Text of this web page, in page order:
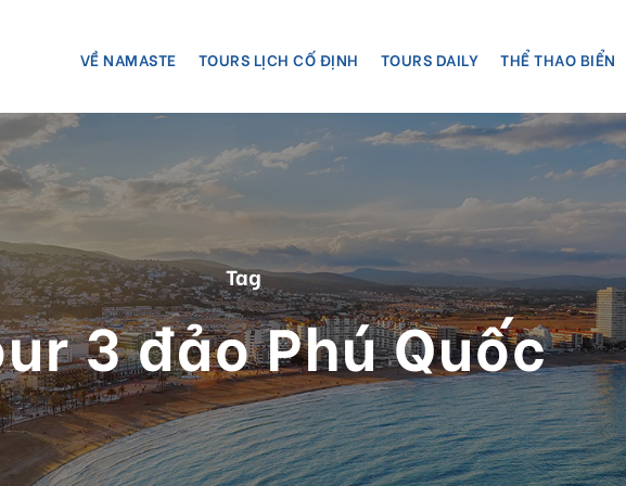
VỀ NAMASTE TOURS LỊCH CỐ ĐỊNH TOURS DAILY THỂ THAO BIỂN
Tag
3 đảo Phú Quốc